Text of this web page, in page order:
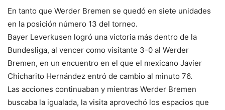
En tanto que Werder Bremen se quedó en siete unidades
en la posición número 13 del torneo.
Bayer Leverkusen logró una victoria más dentro de la
Bundesliga, al vencer como visitante 3-0 al Werder
Bremen, en un encuentro en el que el mexicano Javier
Chicharito Hernández entró de cambio al minuto 76.
Las acciones continuaban y mientras Werder Bremen
buscaba la igualada, la visita aprovechó los espacios que